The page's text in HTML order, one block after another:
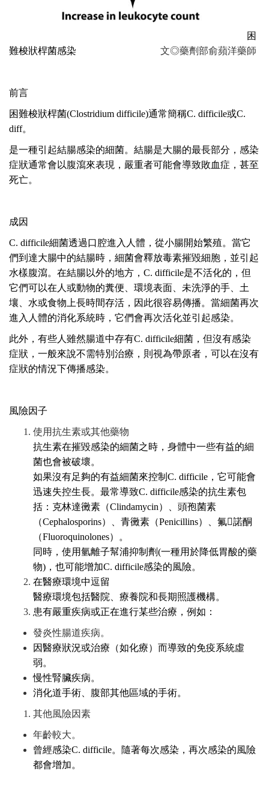
困
難梭狀桿菌感染 文◎藥劑部俞蘋洋藥師
前言
困難梭狀桿菌(Clostridium difficile)通常簡稱C. difficile或C.
diff。
是一種引起結腸感染的細菌。結腸是大腸的最長部分，感染
症狀通常會以腹瀉來表現，嚴重者可能會導致敗血症，甚至
死亡。
成因
C. difficile細菌透過口腔進入人體，從小腸開始繁殖。當它
們到達大腸中的結腸時，細菌會釋放毒素摧毀細胞，並引起
水樣腹瀉。在結腸以外的地方，C. difficile是不活化的，但
它們可以在人或動物的糞便、環境表面、未洗淨的手、土
壤、水或食物上長時間存活，因此很容易傳播。當細菌再次
進入人體的消化系統時，它們會再次活化並引起感染。
此外，有些人雖然腸道中存有C. difficile細菌，但沒有感染
症狀，一般來說不需特別治療，則視為帶原者，可以在沒有
症狀的情況下傳播感染。
風險因子
使用抗生素或其他藥物
抗生素在摧毀感染的細菌之時，身體中一些有益的細
菌也會被破壞。
如果沒有足夠的有益細菌來控制C. difficile，它可能會
迅速失控生長。最常導致C. difficile感染的抗生素包
括：克林達黴素（Clindamycin）、頭孢菌素
（Cephalosporins）、青黴素（Penicillins）、氟諾酮
（Fluoroquinolones）。
同時，使用氫離子幫浦抑制劑(一種用於降低胃酸的藥
物)，也可能增加C. difficile感染的風險。
在醫療環境中逗留
醫療環境包括醫院、療養院和長期照護機構。
患有嚴重疾病或正在進行某些治療，例如：
發炎性腸道疾病。
因醫療狀況或治療（如化療）而導致的免疫系統虛
弱。
慢性腎臟疾病。
消化道手術、腹部其他區域的手術。
其他風險因素
年齡較大。
曾經感染C. difficile。隨著每次感染，再次感染的風險
都會增加。